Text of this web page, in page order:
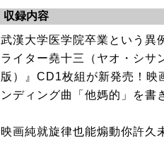
収録内容
武漢大学医学院卒業という異
ライター堯十三（ヤオ・シサ
版）』CD1枚組が新発売！映
ンディング曲「他媽的」を書
映画純就旋律也能煽動你許久